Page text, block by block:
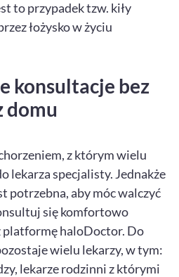
to przypadek tzw. kiły
łożysko w życiu
konsultacje bez
domu
z którym wielu
lekarza specjalisty. Jednakże
potrzebna, aby móc walczyć
się komfortowo
platformę haloDoctor. Do
wielu lekarzy, w tym:
lekarze rodzinni z którymi